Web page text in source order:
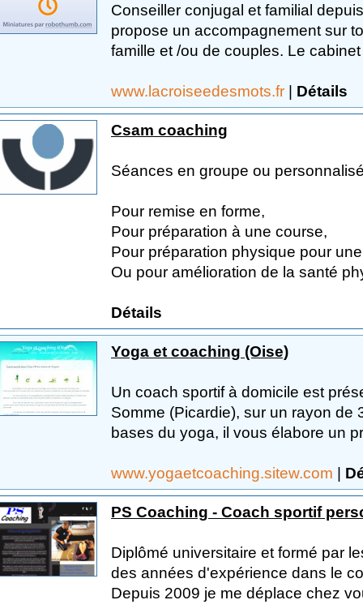
Conseiller conjugal et familial
propose un accompagnement sur
famille et /ou de couples. Le
www.lacroiseedesmots.fr | Détails
Csam coaching
Séances en groupe ou
Pour remise en forme,
Pour préparation à une course,
Pour préparation physique pour
Ou pour amélioration de la santé
Détails
Yoga et coaching (Oise)
Un coach sportif à domicile est
Somme (Picardie), sur un rayon de
bases du yoga, il vous élabore un
www.yogaetcoaching.sitew.com |
PS Coaching - Coach sportif
Diplômé universitaire et formé par
des années d'expérience dans le
Depuis 2009 je me déplace chez